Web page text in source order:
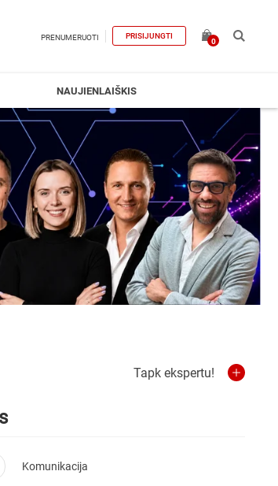
PRENUMERUOTI PRISIJUNGTI
0
NAUJIENLAIŠKIS
Tapk ekspertu!
Komunikacija